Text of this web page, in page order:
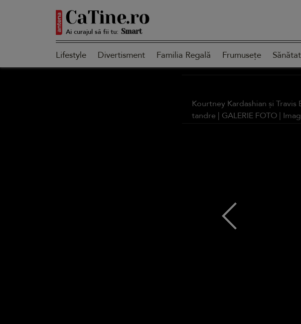
Ai curajul să fii tu: Smart
Lifestyle Divertisment Familia Regală Frumusețe
Kourtney Kardashian și
tandre | GALERIE FOTO |